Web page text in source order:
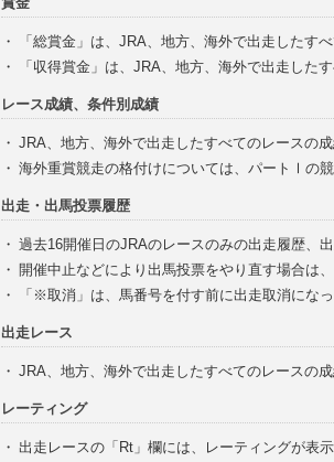
・
「総賞金」は、JRA、地方、海外で出走したす
・
「収得賞金」は、JRA、地方、海外で出走した
レース成績、条件別成績
・ JRA、地方、海外で出走したすべてのレースの
・ 海外重賞競走の格付けについては、パートⅠの
出走・出馬投票履歴
・ 過去16開催日のJRAのレースのみの出走履歴、
・ 開催中止などにより出馬投票をやり直す場合は
・
「※取消」は、馬番号を付す前に出走取消にな
出走レース
・ JRA、地方、海外で出走したすべてのレースの
レーティング
・ 出走レースの「Rt」欄には、レーティングが表